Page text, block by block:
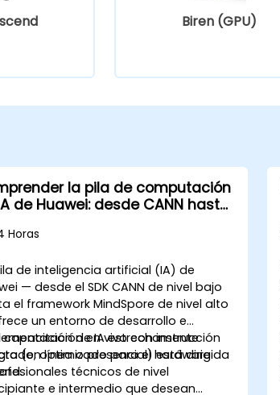
Biren (GPU)
la pila de computación
de Huawei: desde CANN hasta
Horas
de inteligencia artificial (IA) de
— desde el SDK CANN de nivel bajo
el framework MindSpore de nivel alto
un entorno de desarrollo e
de IA estrechamente
optimizado para el hardware
capacitación en vivo con instrucción
(en línea o presencial) está dirigida
técnicos de nivel
e intermedio que desean